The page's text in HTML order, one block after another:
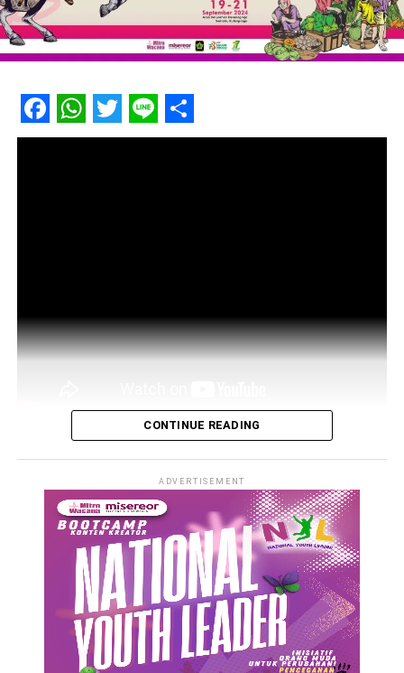
Facebook
WhatsApp
Twitter
LineShare
CONTINUE READING
ADVERTISEMENT